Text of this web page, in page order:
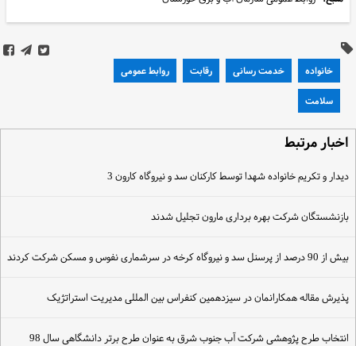
خانواده خدمت رسانی رقابت روابط عمومی
سلامت
اخبار مرتبط
دیدار و تکریم خانواده شهدا توسط کارکنان سد و نیروگاه کارون 3
بازنشستگان شرکت بهره برداری مارون تجلیل شدند
بیش از 90 درصد از پرسنل سد و نیروگاه کرخه در سرشماری نفوس و مسکن شرکت کردند
پذیرش مقاله همکارانمان در سیزدهمین کنفراس بین المللی مدیریت استراتژیک
انتخاب طرح پژوهشی شرکت آب جنوب شرق به عنوان طرح برتر دانشگاهی سال 98